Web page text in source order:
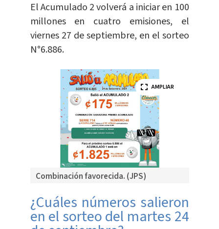
El Acumulado 2 volverá a iniciar en 100
millones en cuatro emisiones, el
viernes 27 de septiembre, en el sorteo
N°6.886.
Combinación favorecida. (JPS)
AMPLIAR
¿Cuáles números salieron
en el sorteo del martes 24